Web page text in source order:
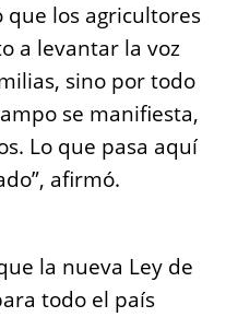
que los agricultores
a levantar la voz
sino por todo
se manifiesta,
Lo que pasa aquí
afirmó.
la nueva Ley de
todo el país